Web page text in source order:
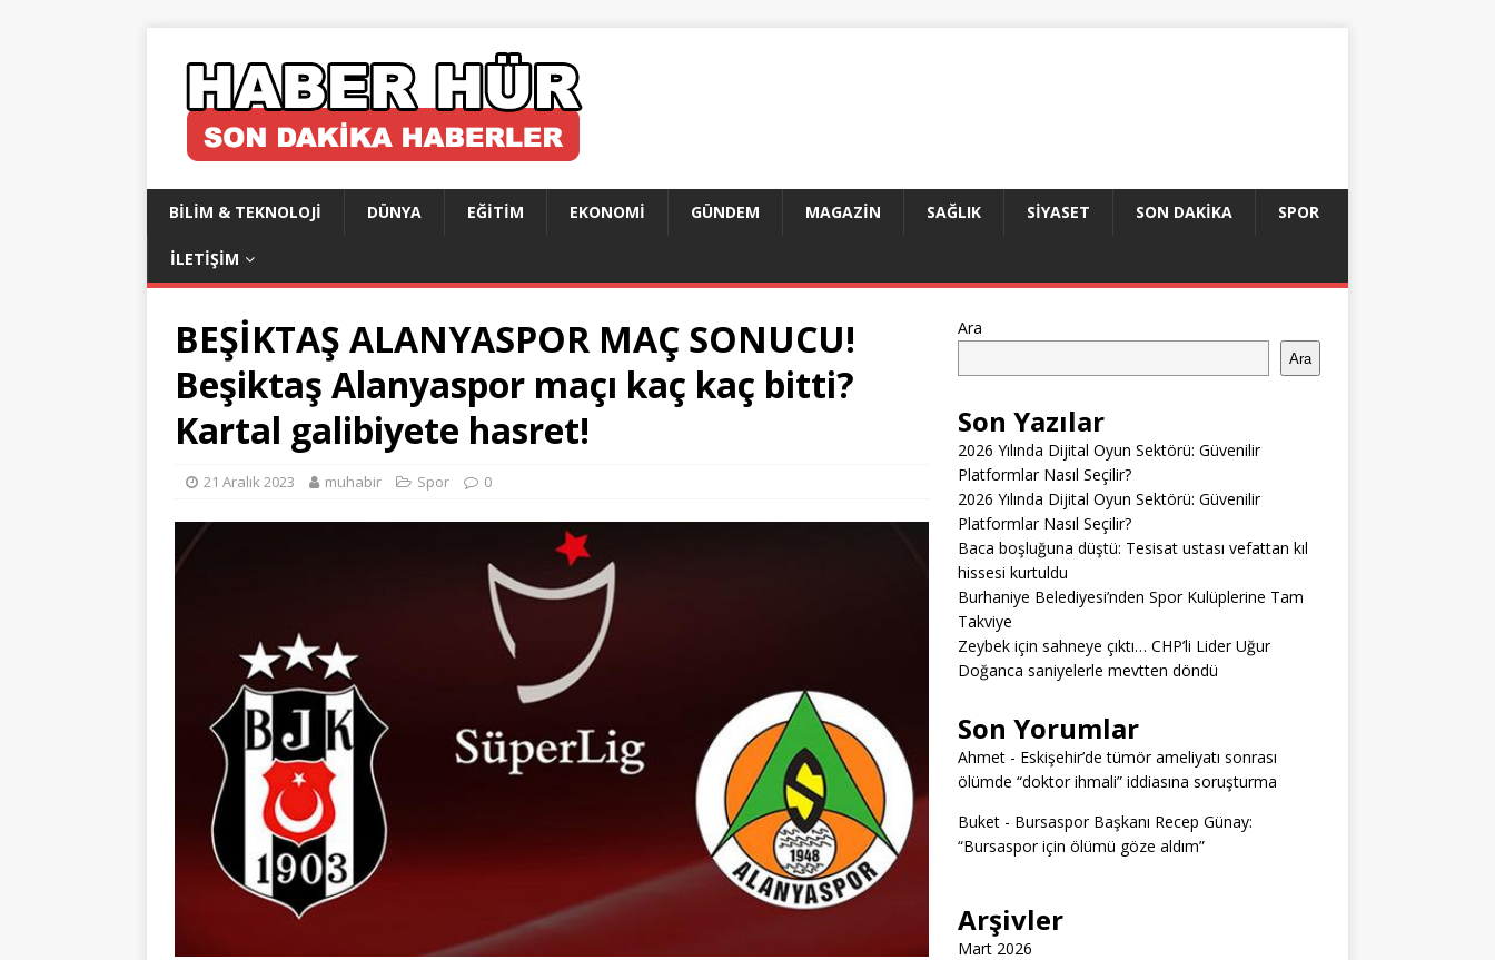
BILIM & TEKNOLOJI DÜNYA EĞITIM EKONOMI GÜNDEM MAGAZIN SAĞLIK SIYASET SON DAKIKA SPOR
İLETIŞIM
BEŞİKTAŞ ALANYASPOR MAÇ SONUCU!
Beşiktaş Alanyaspor maçı kaç kaç bitti?
Kartal galibiyete hasret!
21 Aralık 2023 muhabir Spor 0
Ara
Ara
Son Yazılar
2026 Yılında Dijital Oyun Sektörü: Güvenilir
Platformlar Nasıl Seçilir?
2026 Yılında Dijital Oyun Sektörü: Güvenilir
Platformlar Nasıl Seçilir?
Baca boşluğuna düştü: Tesisat ustası vefattan kıl
hissesi kurtuldu
Burhaniye Belediyesi’nden Spor Kulüplerine Tam
Takviye
Zeybek için sahneye çıktı… CHP’li Lider Uğur
Doğanca saniyelerle mevtten döndü
Son Yorumlar
Ahmet- Eskişehir’de tümör ameliyatı sonrası
ölümde “doktor ihmali” iddiasına soruşturma
Buket- Bursaspor Başkanı Recep Günay:
“Bursaspor için ölümü göze aldım”
Arşivler
Mart 2026